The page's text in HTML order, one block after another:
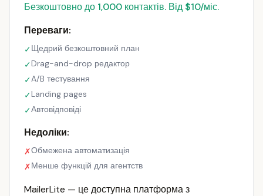
Безкоштовно до 1,000 контактів. Від $10/міс.
Переваги:
✓Щедрий безкоштовний план
✓Drag-and-drop редактор
✓A/B тестування
✓Landing pages
✓Автовідповіді
Недоліки:
✗Обмежена автоматизація
✗Менше функцій для агентств
MailerLite — це доступна платформа з